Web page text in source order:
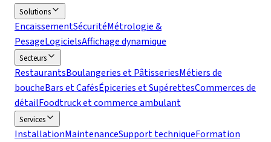
Solutions
EncaissementSécuritéMétrologie &
PesageLogicielsAffichage dynamique
Secteurs
RestaurantsBoulangeries et PâtisseriesMétiers de
boucheBars et CafésÉpiceries et SupérettesCommerces de
détailFoodtruck et commerce ambulant
Services
InstallationMaintenanceSupport techniqueFormation